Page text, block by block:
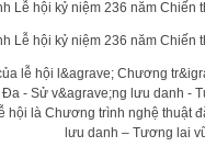
hội là Chương trình nghệ thuật
lưu danh – Tương lai